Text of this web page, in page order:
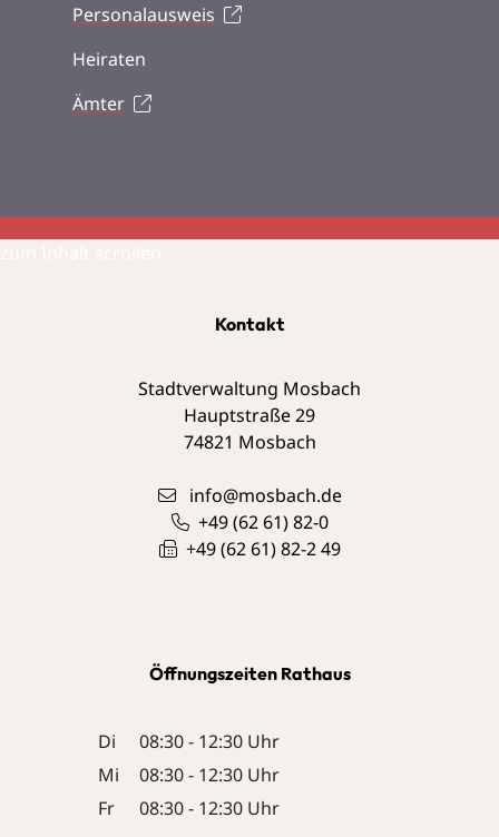
Personalausweis
Heiraten
Ämter
Kontakt
Stadtverwaltung Mosbach
Hauptstraße 29
74821 Mosbach
info@mosbach.de
+49 (62 61) 82-0
+49 (62 61) 82-2 49
Öffnungszeiten Rathaus
Di
08:30 - 12:30 Uhr
Mi
08:30 - 12:30 Uhr
Fr
08:30 - 12:30 Uhr